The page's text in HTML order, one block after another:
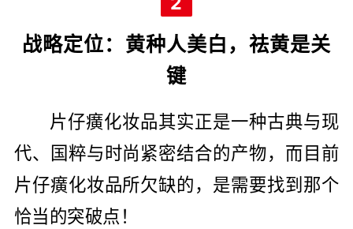
战略定位：黄种人美白，祛黄是关
键
片仔癀化妆品其实正是一种古典与现
代、国粹与时尚紧密结合的产物，而目前
片仔癀化妆品所欠缺的，是需要找到那个
恰当的突破点！